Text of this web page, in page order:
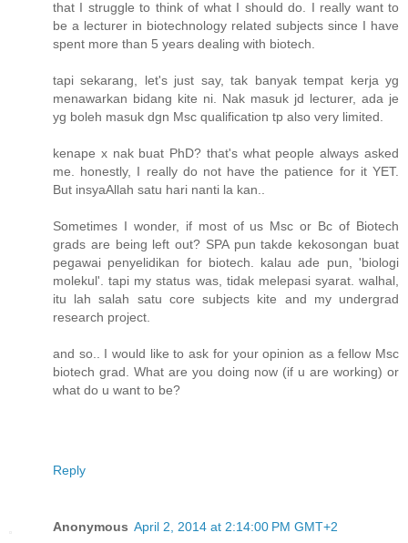
that I struggle to think of what I should do. I really want to
be a lecturer in biotechnology related subjects since I have
spent more than 5 years dealing with biotech.
tapi sekarang, let's just say, tak banyak tempat kerja yg
menawarkan bidang kite ni. Nak masuk jd lecturer, ada je
yg boleh masuk dgn Msc qualification tp also very limited.
kenape x nak buat PhD? that's what people always asked
me. honestly, I really do not have the patience for it YET.
But insyaAllah satu hari nanti la kan..
Sometimes I wonder, if most of us Msc or Bc of Biotech
grads are being left out? SPA pun takde kekosongan buat
pegawai penyelidikan for biotech. kalau ade pun, 'biologi
molekul'. tapi my status was, tidak melepasi syarat. walhal,
itu lah salah satu core subjects kite and my undergrad
research project.
and so.. I would like to ask for your opinion as a fellow Msc
biotech grad. What are you doing now (if u are working) or
what do u want to be?
Reply
Anonymous April 2, 2014 at 2:14:00 PM GMT+2